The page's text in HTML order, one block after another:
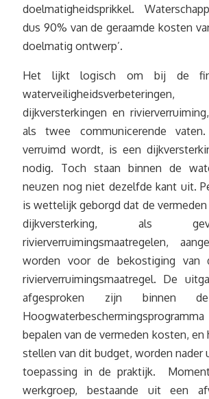
doelmatigheidsprikkel.
dus 90% van de geraamde kosten
doelmatig ontwerp’.
Het lijkt logisch om bij de
dijkversterkingen en
als twee communicerende
verruimd wordt, is een
nodig. Toch staan binnen de
neuzen nog niet dezelfde kant uit.
is wettelijk geborgd dat de
dijkversterking, als
rivierverruimingsmaatregelen,
worden voor de bekostiging van
rivierverruimingsmaatregel. De
afgesproken zijn binnen de
bepalen van de vermeden kosten, en
stellen van dit budget, worden nader
toepassing in de praktijk.
werkgroep, bestaande uit een